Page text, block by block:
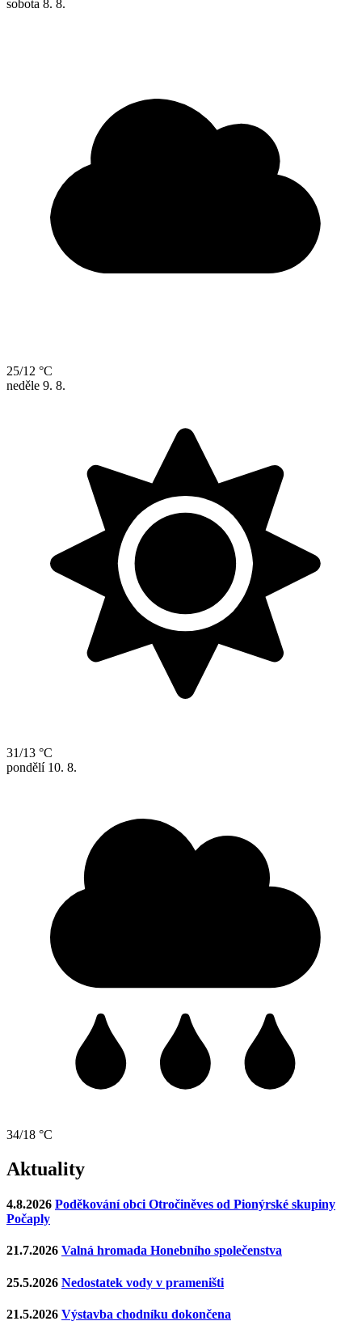
sobota 8. 8.
25/12 °C
neděle 9. 8.
31/13 °C
pondělí 10. 8.
34/18 °C
Aktuality
4.8.2026 Poděkování obci Otročiněves od Pionýrské skupiny
Počaply
21.7.2026 Valná hromada Honebního společenstva
25.5.2026 Nedostatek vody v prameništi
21.5.2026 Výstavba chodníku dokončena